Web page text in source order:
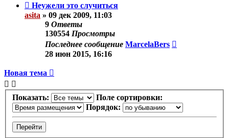
Неужели это случиться
asita » 09 дек 2009, 11:03
9 Ответы
130554 Просмотры
Последнее сообщение MarcelaBers
28 июн 2015, 16:16
Новая тема
Показать:
Поле сортировки:
Порядок: